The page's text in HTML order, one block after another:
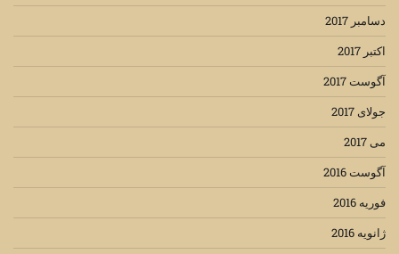
دسامبر 2017
اکتبر 2017
آگوست 2017
جولای 2017
می 2017
آگوست 2016
فوریه 2016
ژانویه 2016